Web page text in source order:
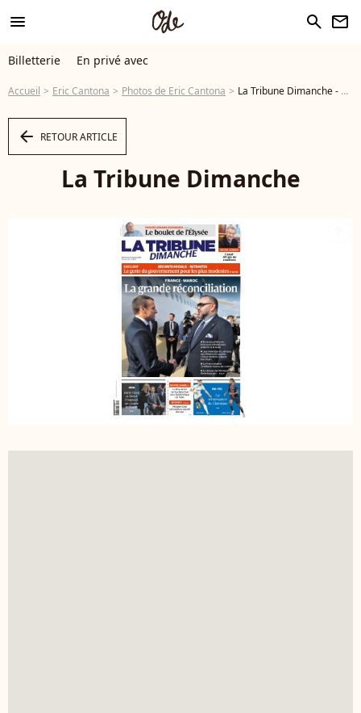
menu search newsletter
Billetterie En privé avec
Accueil Eric Cantona Photos de Eric Cantona La Tribune Dimanche - Photo
arrow_left RETOUR ARTICLE
La Tribune Dimanche